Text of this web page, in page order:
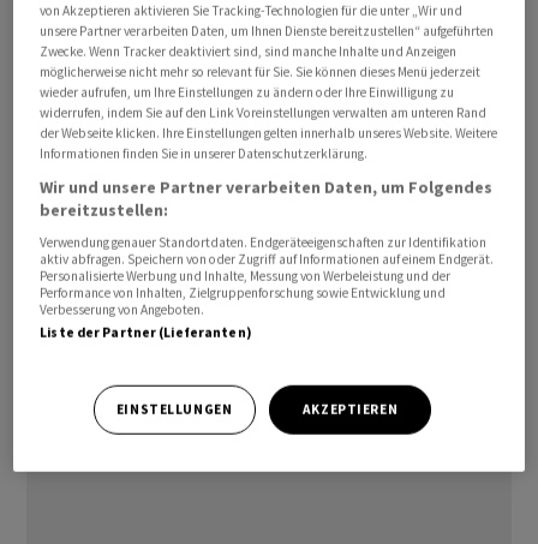
Bis auf die Energieproduktion, die um 1,1 Prozent
nachgab, legten alle sonstigen Bereiche im Mai zu. Am
deutlichsten stieg die Herstellung von
Investitionsgütern wie Maschinen, sie erhöhte sich auf
Monatssicht um 1,0 Prozent. Auch Vorleistungs-,
Verbrauchs- und Gebrauchsgüter wurden mehr
hergestellt./bgf/jkr
von Akzeptieren aktivieren Sie Tracking-Technologien für die unter „Wir und
unsere Partner verarbeiten Daten, um Ihnen Dienste bereitzustellen“ aufgeführten
Zwecke. Wenn Tracker deaktiviert sind, sind manche Inhalte und Anzeigen
möglicherweise nicht mehr so relevant für Sie. Sie können dieses Menü jederzeit
wieder aufrufen, um Ihre Einstellungen zu ändern oder Ihre Einwilligung zu
widerrufen, indem Sie auf den Link Voreinstellungen verwalten am unteren Rand
der Webseite klicken. Ihre Einstellungen gelten innerhalb unseres Website. Weitere
Informationen finden Sie in unserer Datenschutzerklärung.
Wir und unsere Partner verarbeiten Daten, um Folgendes
bereitzustellen:
Verwendung genauer Standortdaten. Endgeräteeigenschaften zur Identifikation
aktiv abfragen. Speichern von oder Zugriff auf Informationen auf einem Endgerät.
Personalisierte Werbung und Inhalte, Messung von Werbeleistung und der
Performance von Inhalten, Zielgruppenforschung sowie Entwicklung und
Verbesserung von Angeboten.
Liste der Partner (Lieferanten)
EINSTELLUNGEN AKZEPTIEREN